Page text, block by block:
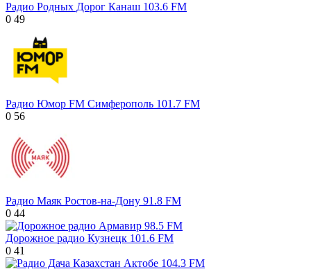
Радио Родных Дорог Канаш 103.6 FM
0 49
Радио Юмор FM Симферополь 101.7 FM
0 56
Радио Маяк Ростов-на-Дону 91.8 FM
0 44
Дорожное радио Кузнецк 101.6 FM
0 41